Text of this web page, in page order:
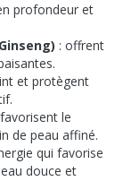
profondeur et
: offrent
et protègent
le
de peau affiné.
qui favorise
douce et